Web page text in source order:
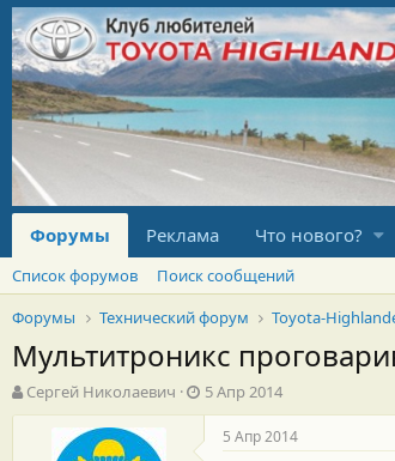
Форумы Реклама Что нового?
Список форумов
Поиск сообщений
Форумы
Технический форум Toyota-
Мультитроникс
А
в
Сергей Николаевич
Д
а
5 Апр 2014
5 Апр 2014